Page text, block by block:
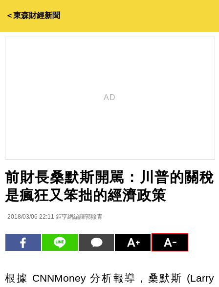
＜東森財經新聞
前財長桑默斯開駡：川普的關稅
是瘋狂又笨拙的經濟政策
2018/03/06 22:11 鉅亨網編譯郭照青
根據 CNNMoney 分析報導，桑默斯 (Larry